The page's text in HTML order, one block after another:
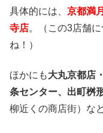
具体的には、 京都満
寺店。（この3店舗
ね！）
ほかにも大丸京都店
条センター、出町桝
柳近くの商店街）な